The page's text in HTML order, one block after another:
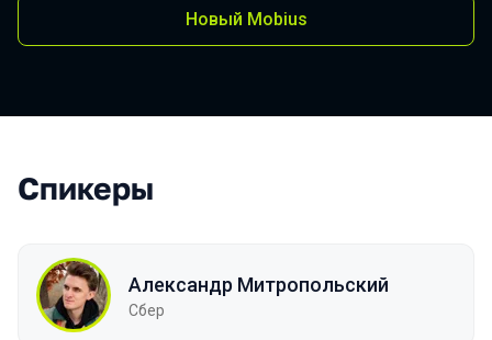
Новый Mobius
Спикеры
Александр Митропольский
Сбер